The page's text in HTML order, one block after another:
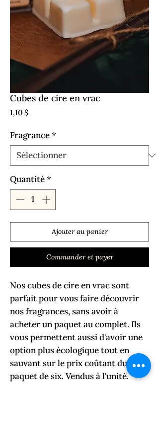
Cubes de cire en vrac
1,10 $Prix
Fragrance*
Quantité*
Ajouter au panier
Commander et payer
Nos cubes de cire en vrac sont
parfait pour vous faire découvrir
nos fragrances, sans avoir à
acheter un paquet au complet. Ils
vous permettent aussi d'avoir une
option plus écologique tout en
sauvant sur le prix coûtant du
paquet de six. Vendus à l'unité.